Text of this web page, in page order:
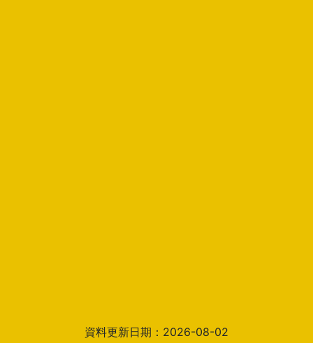
資料更新日期：2026-08-02